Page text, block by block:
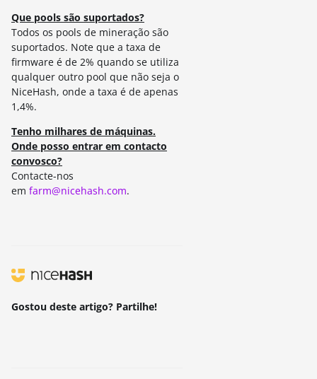
Que pools são suportados?
Todos os pools de mineração são
suportados. Note que a taxa de
firmware é de 2% quando se utiliza
qualquer outro pool que não seja o
NiceHash, onde a taxa é de apenas
1,4%.
Tenho milhares de máquinas.
Onde posso entrar em contacto
convosco?
Contacte-nos
em farm@nicehash.com.
Gostou deste artigo? Partilhe!